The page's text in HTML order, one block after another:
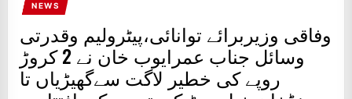
NEWS
وفاقی وزیربرائے توانائی،پیٹرولیم وقدرتی
وسائل جناب عمرایوب خان نے 2 کروڑ
روپے کی خطیر لاگت سےگھیڑیاں تا